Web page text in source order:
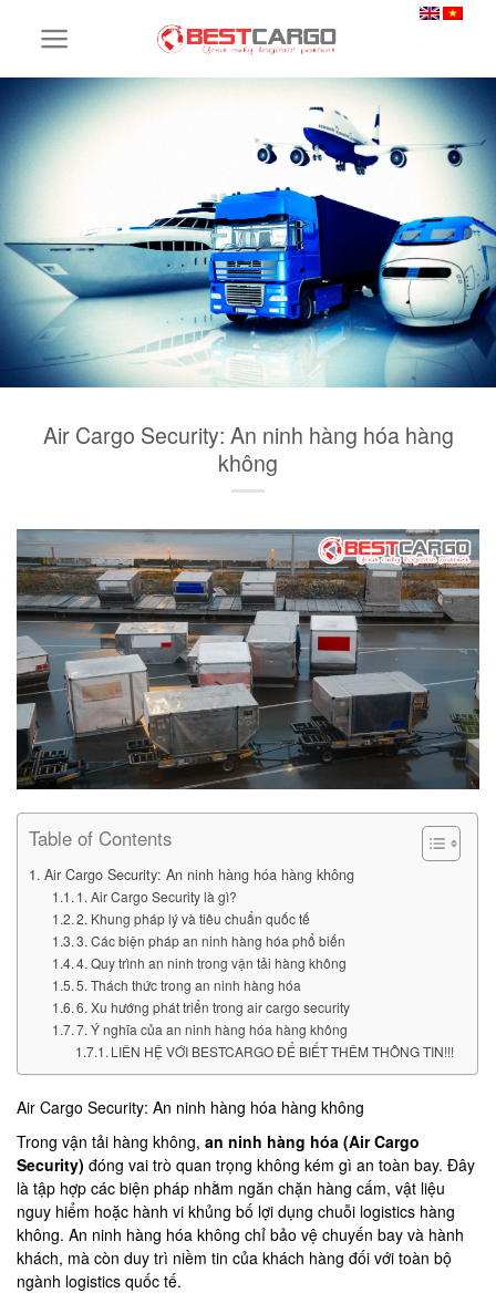
Air Cargo Security: An ninh hàng hóa hàng
không
Table of Contents
Air Cargo Security: An ninh hàng hóa hàng không
1. Air Cargo Security là gì?
2. Khung pháp lý và tiêu chuẩn quốc tế
3. Các biện pháp an ninh hàng hóa phổ biến
4. Quy trình an ninh trong vận tải hàng không
5. Thách thức trong an ninh hàng hóa
6. Xu hướng phát triển trong air cargo security
7. Ý nghĩa của an ninh hàng hóa hàng không
LIÊN HỆ VỚI BESTCARGO ĐỂ BIẾT THÊM THÔNG TIN!!!
Air Cargo Security: An ninh hàng hóa hàng không
Trong vận tải hàng không, an ninh hàng hóa (Air Cargo
Security) đóng vai trò quan trọng không kém gì an toàn bay. Đây
là tập hợp các biện pháp nhằm ngăn chặn hàng cấm, vật liệu
nguy hiểm hoặc hành vi khủng bố lợi dụng chuỗi logistics hàng
không. An ninh hàng hóa không chỉ bảo vệ chuyến bay và hành
khách, mà còn duy trì niềm tin của khách hàng đối với toàn bộ
ngành logistics quốc tế.